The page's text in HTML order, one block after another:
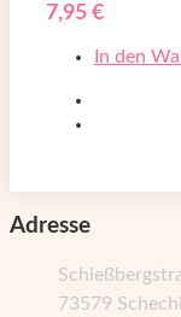
7,95 €
In den
Adresse
73579